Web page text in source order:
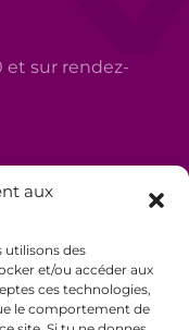
aux
utilisons des
et/ou accéder aux
ces technologies,
le comportement de
et sur rendez-